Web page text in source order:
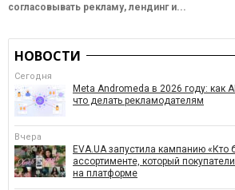
согласовывать рекламу, лендинг и...
НОВОСТИ
Сегодня
Meta Andromeda в 2026 году: как
что делать рекламодателям
Вчера
EVA.UA запустила кампанию «Кто
ассортименте, который
на платформе